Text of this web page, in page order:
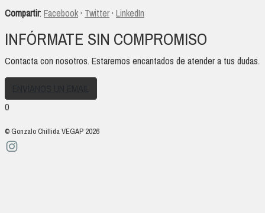
Compartir: Facebook· Twitter· LinkedIn
INFÓRMATE SIN COMPROMISO
Contacta con nosotros. Estaremos encantados de atender a tus dudas.
0
© Gonzalo Chillida VEGAP 2026